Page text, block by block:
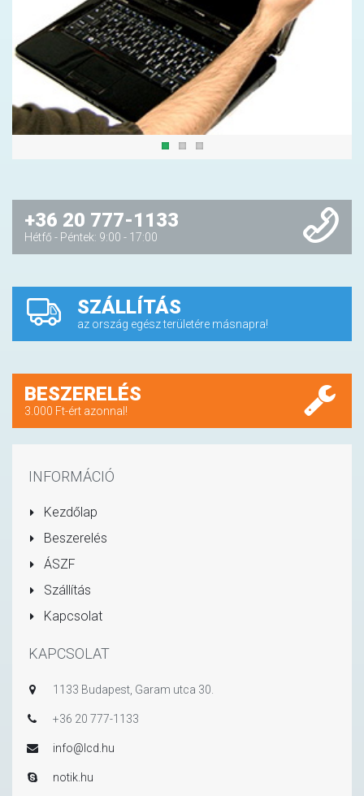
+36 20 777-1133
Hétfő - Péntek: 9:00 - 17:00
SZÁLLÍTÁS
az ország egész területére másnapra!
BESZERELÉS
3.000 Ft-ért azonnal!
INFORMÁCIÓ
Kezdőlap
Beszerelés
ÁSZF
Szállítás
Kapcsolat
KAPCSOLAT
1133 Budapest, Garam utca 30.
+36 20 777-1133
info@lcd.hu
notik.hu